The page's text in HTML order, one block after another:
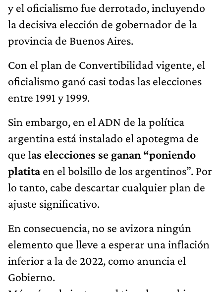
y el oficialismo fue derrotado, incluyendo
la decisiva elección de gobernador de la
provincia de Buenos Aires.
Con el plan de Convertibilidad vigente, el
oficialismo ganó casi todas las elecciones
entre 1991 y 1999.
Sin embargo, en el ADN de la política
argentina está instalado el apotegma de
que las elecciones se ganan “poniendo
platitaen el bolsillo de los argentinos”. Por
lo tanto, cabe descartar cualquier plan de
ajuste significativo.
En consecuencia, no se avizora ningún
elemento que lleve a esperar una inflación
inferior a la de 2022, como anuncia el
Gobierno.